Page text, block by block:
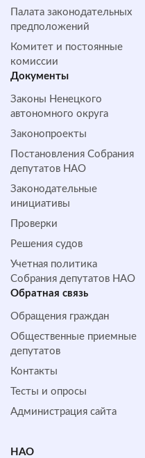
Палата законодательных
предположений
Комитет и постоянные
комиссии
Документы
Законы Ненецкого
автономного округа
Законопроекты
Постановления Собрания
депутатов НАО
Законодательные
инициативы
Проверки
Решения судов
Учетная политика
Собрания депутатов НАО
Обратная cвязь
Обращения граждан
Общественные приемные
депутатов
Контакты
Тесты и опросы
Администрация сайта
НАО